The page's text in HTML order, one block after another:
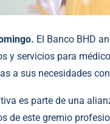
El Banco BHD
y servicios para
a sus necesidades
es parte de una
de este gremio